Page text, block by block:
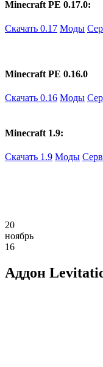
Minecraft PE 0.17.0:
Скачать 0.17 Моды
Minecraft PE 0.16.0
Скачать 0.16 Моды
Minecraft 1.9:
Скачать 1.9 Моды
20
ноябрь
16
Аддон